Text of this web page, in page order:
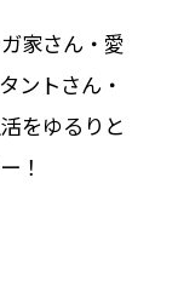
家さん・愛
ントさん・
をゆるりと
！